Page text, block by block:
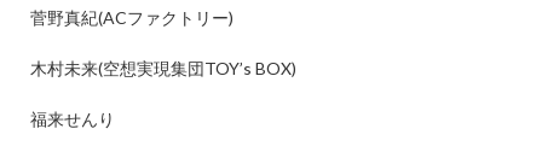
菅野真紀(ACファクトリー)
木村未来(空想実現集団TOY’s BOX)
福来せんり